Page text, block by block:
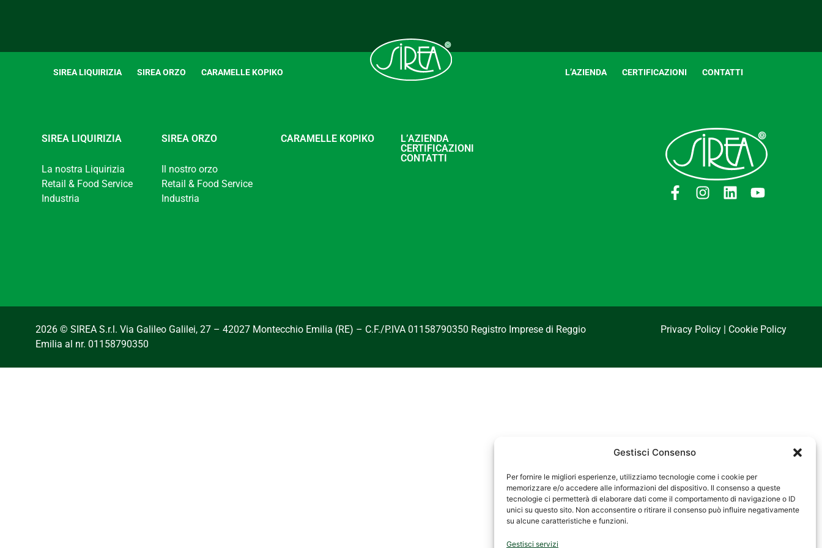
Gestisci Consenso
Per fornire le migliori esperienze, utilizziamo tecnologie come i cookie per
memorizzare e/o accedere alle informazioni del dispositivo. Il consenso a queste
tecnologie ci permetterà di elaborare dati come il comportamento di navigazione o ID
unici su questo sito. Non acconsentire o ritirare il consenso può influire negativamente
su alcune caratteristiche e funzioni.
Gestisci servizi
SIREA LIQUIRIZIA SIREA ORZO CARAMELLE KOPIKO L’AZIENDA CERTIFICAZIONI CONTATTI
SIREA LIQUIRIZIA
La nostra Liquirizia
Retail & Food Service
Industria
SIREA ORZO
Il nostro orzo
Retail & Food Service
Industria
CARAMELLE KOPIKO
L’AZIENDA
CERTIFICAZIONI
CONTATTI
2026 © SIREA S.r.l. Via Galileo Galilei, 27 – 42027 Montecchio Emilia (RE) – C.F./P.IVA 01158790350 Registro Imprese di Reggio
Emilia al nr. 01158790350
Privacy Policy | Cookie Policy